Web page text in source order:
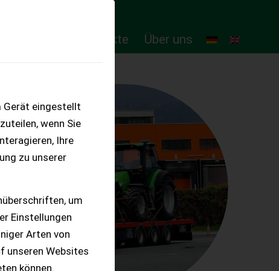
Gerät eingestellt
wenn Sie
Ihre
zu unserer
um
Einstellungen
Arten von
unseren Websites
können.
Online-Produkte Über uns